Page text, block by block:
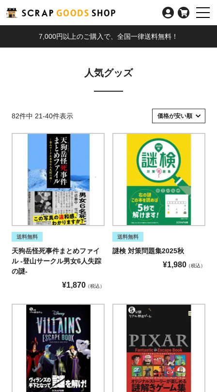
7,000円以上のご購入で、全国一律送料無料！
人気グッズ
価格が安い順
82件中 21-40件表示
送料無料
天狗岳怪死事件まとめファイ
ル -登山サークル男女6人失踪
の謎-
¥1,870 税込
送料無料
謎検 対策問題集2025秋
¥1,980 税込